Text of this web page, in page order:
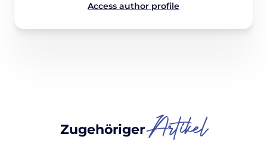
Access author profile
ZugehörigerArtikel